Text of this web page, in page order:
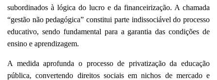
subordinados à lógica do lucro e da financeirização. A chamada
“gestão não pedagógica” constitui parte indissociável do processo
educativo, sendo fundamental para a garantia das condições de
ensino e aprendizagem.
A medida aprofunda o processo de privatização da educação
pública, convertendo direitos sociais em nichos de mercado e